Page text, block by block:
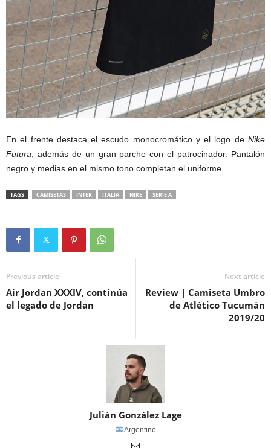
En el frente destaca el escudo monocromático y el logo de Nike
Futura; además de un gran parche con el patrocinador. Pantalón
negro y medias en el mismo tono completan el uniforme.
TAGS CAMISETAS INTER ITALIA NIKE SERIE A
Previous article
Air Jordan XXXIV, continúa
el legado de Jordan
Next article
Review | Camiseta Umbro
de Atlético Tucumán
2019/20
Julián González Lage
Argentino